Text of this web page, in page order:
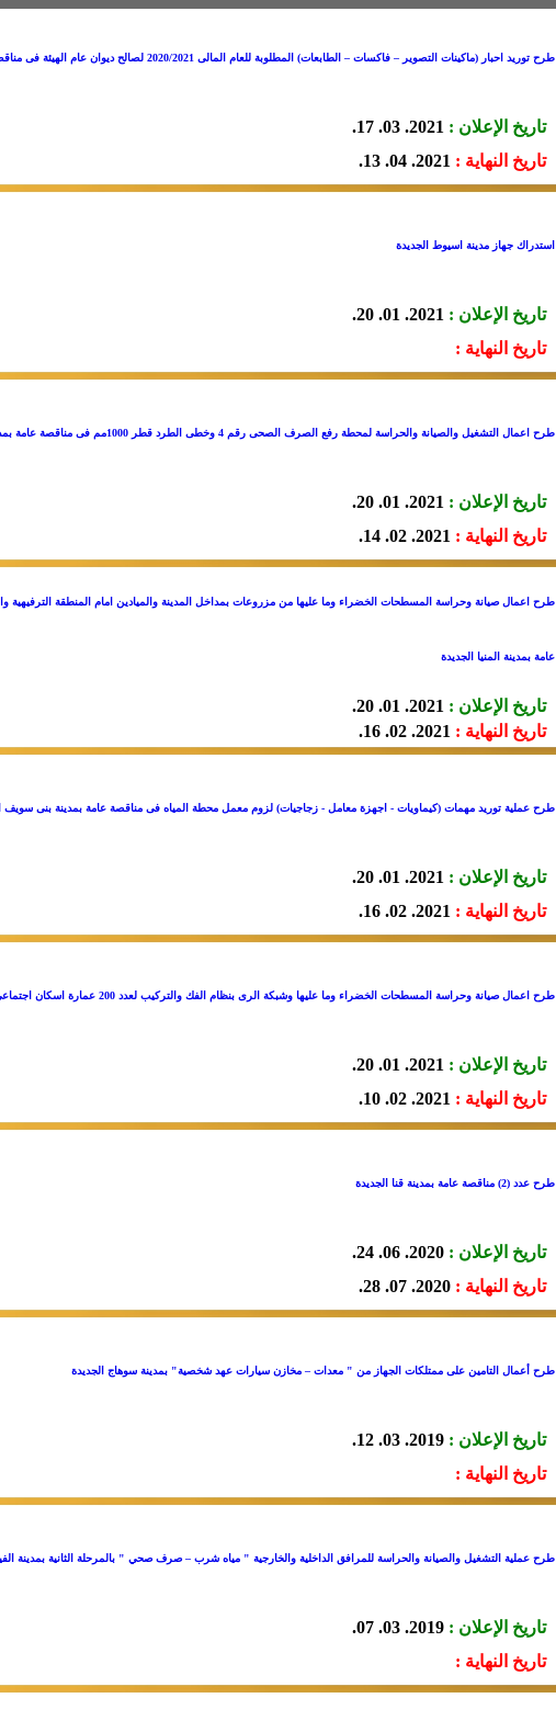
طرح توريد احبار (ماكينات التصوير – فاكسات – الطابعات) المطلوبة للعام المالى 2020/2021 لصالح ديوان عام الهيئة فى مناقصة عامة
تاريخ الإعلان : 2021. 03. 17.
تاريخ النهاية : 2021. 04. 13.
استدراك جهاز مدينة اسيوط الجديدة
تاريخ الإعلان : 2021. 01. 20.
تاريخ النهاية :
طرح اعمال التشغيل والصيانة والحراسة لمحطة رفع الصرف الصحى رقم 4 وخطى الطرد قطر 1000مم فى مناقصة عامة بمدينة الشروق
تاريخ الإعلان : 2021. 01. 20.
تاريخ النهاية : 2021. 02. 14.
طرح اعمال صيانة وحراسة المسطحات الخضراء وما عليها من مزروعات بمداخل المدينة والميادين امام المنطقة
عامة بمدينة المنيا الجديدة
تاريخ الإعلان : 2021. 01. 20.
تاريخ النهاية : 2021. 02. 16.
طرح عملية توريد مهمات (كيماويات - اجهزة معامل - زجاجيات) لزوم معمل محطة المياه فى مناقصة عامة بمدينة بنى سويف
تاريخ الإعلان : 2021. 01. 20.
تاريخ النهاية : 2021. 02. 16.
طرح اعمال صيانة وحراسة المسطحات الخضراء وما عليها وشبكة الرى بنظام الفك والتركيب لعدد 200 عمارة اسكان اجتماعى ضمن مشروع 645 عمارة فى مناقصة عامة بمدينة حدائق اكتوبر
تاريخ الإعلان : 2021. 01. 20.
تاريخ النهاية : 2021. 02. 10.
طرح عدد (2) مناقصة عامة بمدينة قنا الجديدة
تاريخ الإعلان : 2020. 06. 24.
تاريخ النهاية : 2020. 07. 28.
طرح أعمال التامين على ممتلكات الجهاز من " معدات – مخازن سيارات عهد شخصية" بمدينة سوهاج الجديدة
تاريخ الإعلان : 2019. 03. 12.
تاريخ النهاية :
طرح عملية التشغيل والصيانة والحراسة للمرافق الداخلية والخارجية " مياه شرب – صرف صحي " بالمرحلة الثانية بمدينة
تاريخ الإعلان : 2019. 03. 07.
تاريخ النهاية :